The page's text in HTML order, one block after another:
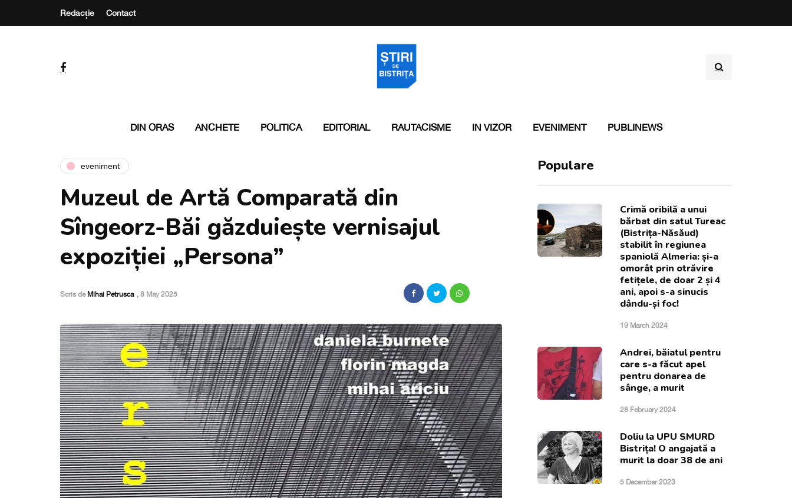
Redacție Contact
DIN ORAS ANCHETE POLITICA EDITORIAL RAUTACISME IN VIZOR EVENIMENT PUBLINEWS
eveniment
Muzeul de Artă Comparată din
Sîngeorz-Băi găzduiește vernisajul
expoziției „Persona”
Scris de Mihai Petrusca , 8 May 2025
Populare
Crimă oribilă a unui
bărbat din satul Tureac
(Bistrița-Năsăud)
stabilit în regiunea
spaniolă Almeria: și-a
omorât prin otrăvire
fetițele, de doar 2 și 4
ani, apoi s-a sinucis
dându-și foc!
19 March 2024
Andrei, băiatul pentru
care s-a făcut apel
pentru donarea de
sânge, a murit
28 February 2024
Doliu la UPU SMURD
Bistrița! O angajată a
murit la doar 38 de ani
5 December 2023